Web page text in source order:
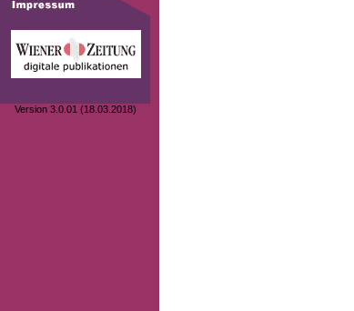
Version 3.0.01 (18.03.2018)